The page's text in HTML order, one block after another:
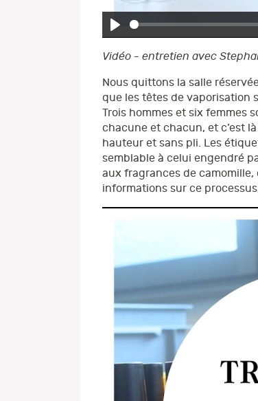
Play
Vidéo - entretien avec
Nous quittons la salle
que les têtes de vaporisation
Trois hommes et six femmes
chacune et chacun, et c’est
hauteur et sans pli. Les
semblable à celui engendré
aux fragrances de camomille,
informations sur ce